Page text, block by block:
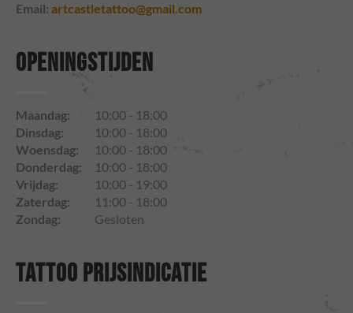
Email: artcastletattoo@gmail.com
OPENINGSTIJDEN
Maandag:
10:00 - 18:00
Dinsdag:
10:00 - 18:00
Woensdag:
10:00 - 18:00
Donderdag:
10:00 - 18:00
Vrijdag:
10:00 - 19:00
Zaterdag:
11:00 - 18:00
Zondag:
Gesloten
TATTOO PRIJSINDICATIE